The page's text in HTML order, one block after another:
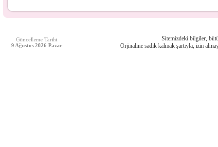
Güncelleme Tarihi
9 Ağustos 2026 Pazar
Sitemizdeki bilgiler,
Orjinaline sadık kalmak şartıyla, izin